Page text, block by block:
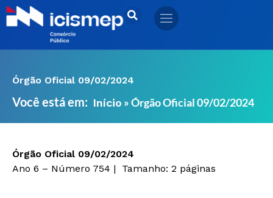
Ir
para
Órgão Oficial 09/02/2024
Você está em: Início »Órgão Oficial 09/02/2024
Órgão Oficial 09/02/2024
Ano 6 – Número 754 |
Tamanho: 2 páginas